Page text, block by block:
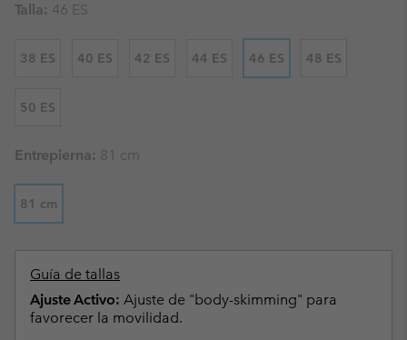
Talla: 46 ES
38 ES 40 ES 42 ES 44 ES 46 ES 48 ES
50 ES
Entrepierna: 81 cm
81 cm
Guía de tallas
Ajuste Activo: Ajuste de "body-skimming" para
favorecer la movilidad.